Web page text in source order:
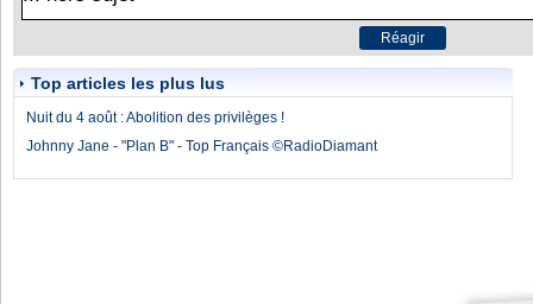
Top articles les plus lus
Nuit du 4 août : Abolition des privilèges !
Johnny Jane - "Plan B" - Top Français ©RadioDiamant